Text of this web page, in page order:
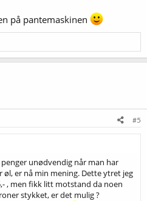
på pantemaskinen
#5
unødvendig når man har
øl, er nå min mening. Dette ytret jeg
, men fikk litt motstand da noen
stykket, er det mulig ?